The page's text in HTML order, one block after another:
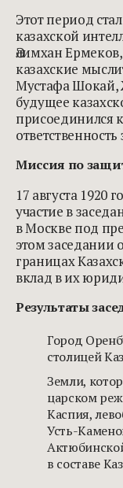
Этот период
казахской
Әлимхан
казахские
Мустафа Шокай,
будущее
присоединился
Миссия по
17 августа 1920
участие в
в Москве под
этом заседании
границах
вклад в их
Результаты
Город
столицей
Земли,
царском
Каспия,
Усть-
в составе